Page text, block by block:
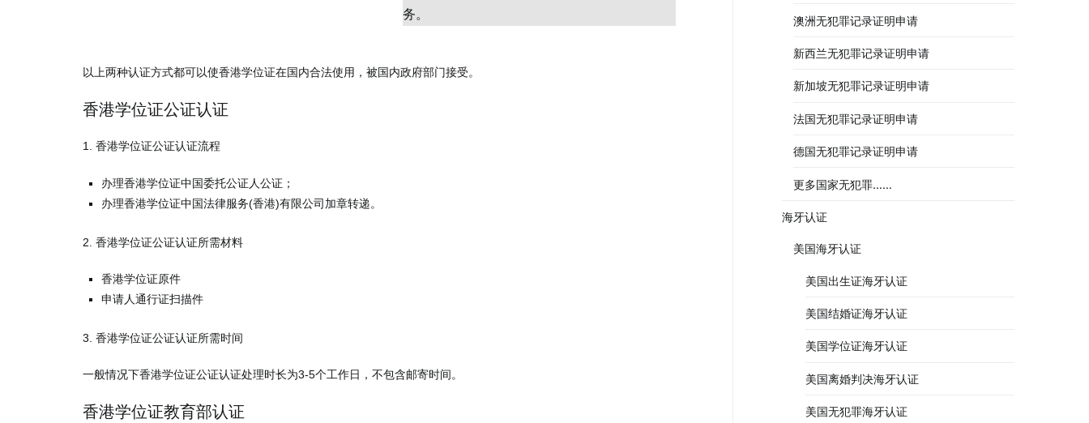
务。
以上两种认证方式都可以使香港学位证在国内合法使用，被国内政府部门接受。
香港学位证公证认证
1. 香港学位证公证认证流程
办理香港学位证中国委托公证人公证；
办理香港学位证中国法律服务(香港)有限公司加章转递。
2. 香港学位证公证认证所需材料
香港学位证原件
申请人通行证扫描件
3. 香港学位证公证认证所需时间
一般情况下香港学位证公证认证处理时长为3-5个工作日，不包含邮寄时间。
香港学位证教育部认证
澳洲无犯罪记录证明申请
新西兰无犯罪记录证明申请
新加坡无犯罪记录证明申请
法国无犯罪记录证明申请
德国无犯罪记录证明申请
更多国家无犯罪……
海牙认证
美国海牙认证
美国出生证海牙认证
美国结婚证海牙认证
美国学位证海牙认证
美国离婚判决海牙认证
美国无犯罪海牙认证